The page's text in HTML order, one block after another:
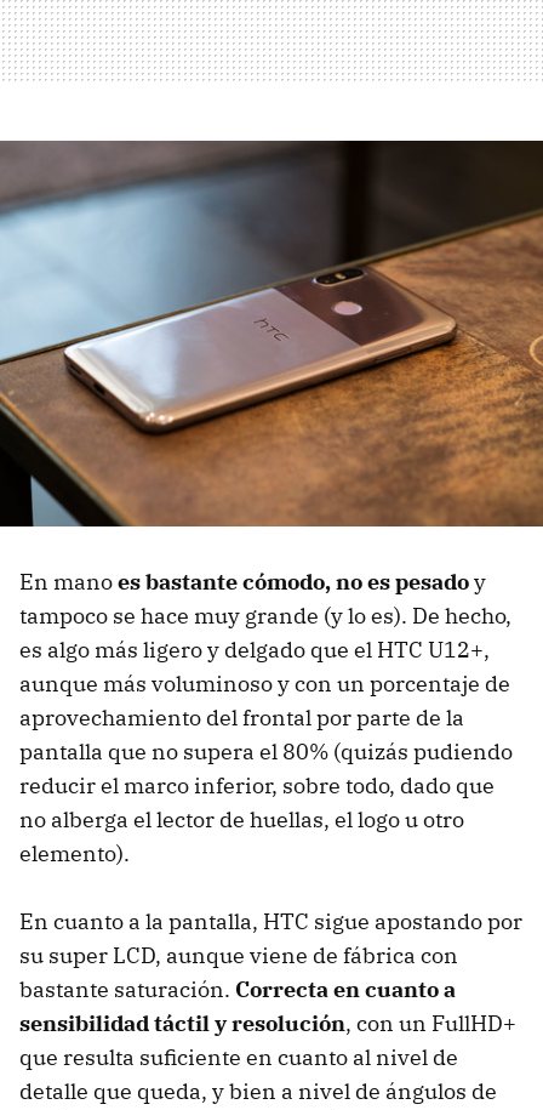
En manoes bastante cómodo, no es pesadoy
tampoco se hace muy grande (y lo es). De hecho,
es algo más ligero y delgado que el HTC U12+,
aunque más voluminoso y con un porcentaje de
aprovechamiento del frontal por parte de la
pantalla que no supera el 80% (quizás pudiendo
reducir el marco inferior, sobre todo, dado que
no alberga el lector de huellas, el logo u otro
elemento).
En cuanto a la pantalla, HTC sigue apostando por
su super LCD, aunque viene de fábrica con
bastante saturación. Correcta en cuanto a
sensibilidad táctil y resolución, con un FullHD+
que resulta suficiente en cuanto al nivel de
detalle que queda, y bien a nivel de ángulos de